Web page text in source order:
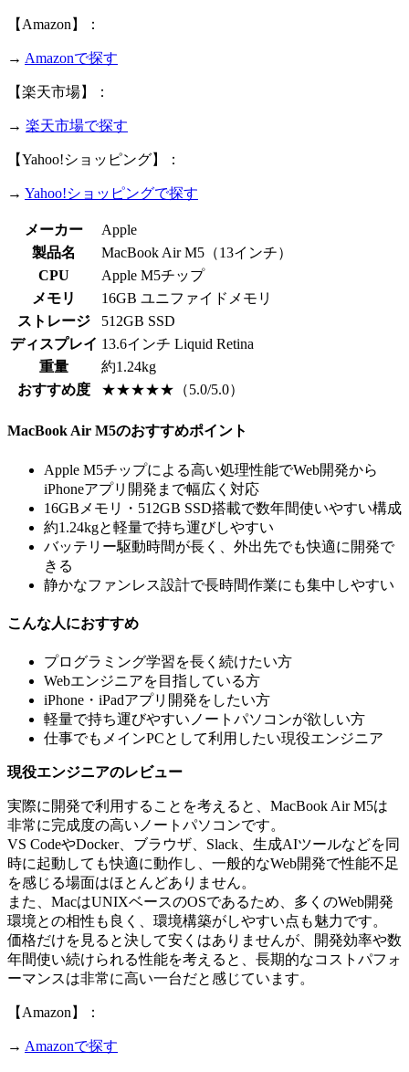
【Amazon】：
→ Amazonで探す
【楽天市場】：
→ 楽天市場で探す
【Yahoo!ショッピング】：
→ Yahoo!ショッピングで探す
メーカー
Apple
製品名
MacBook Air M5（13インチ）
CPU
Apple M5チップ
メモリ
16GB ユニファイドメモリ
ストレージ
512GB SSD
ディスプレイ 13.6インチ Liquid Retina
重量
約1.24kg
おすすめ度
★★★★★（5.0/5.0）
MacBook Air M5のおすすめポイント
Apple M5チップによる高い処理性能でWeb開発から
iPhoneアプリ開発まで幅広く対応
16GBメモリ・512GB SSD搭載で数年間使いやすい構成
約1.24kgと軽量で持ち運びしやすい
バッテリー駆動時間が長く、外出先でも快適に開発で
きる
静かなファンレス設計で長時間作業にも集中しやすい
こんな人におすすめ
プログラミング学習を長く続けたい方
Webエンジニアを目指している方
iPhone・iPadアプリ開発をしたい方
軽量で持ち運びやすいノートパソコンが欲しい方
仕事でもメインPCとして利用したい現役エンジニア
現役エンジニアのレビュー
実際に開発で利用することを考えると、MacBook Air M5は
非常に完成度の高いノートパソコンです。
VS CodeやDocker、ブラウザ、Slack、生成AIツールなどを同
時に起動しても快適に動作し、一般的なWeb開発で性能不足
を感じる場面はほとんどありません。
また、MacはUNIXベースのOSであるため、多くのWeb開発
環境との相性も良く、環境構築がしやすい点も魅力です。
価格だけを見ると決して安くはありませんが、開発効率や数
年間使い続けられる性能を考えると、長期的なコストパフォ
ーマンスは非常に高い一台だと感じています。
【Amazon】：
→ Amazonで探す